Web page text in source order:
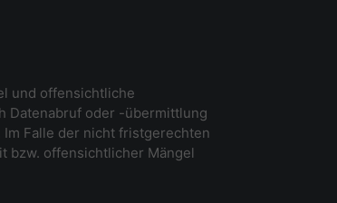
und offensichtliche
Datenabruf oder -übermittlung
Falle der nicht fristgerechten
bzw. offensichtlicher Mängel